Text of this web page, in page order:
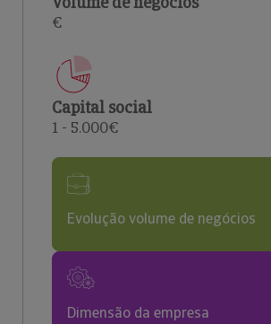
€
Capital social
1 - 5.000€
Evolução volume de negócios
Dimensão da empresa